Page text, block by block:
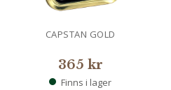
CAPSTAN GOLD
365 kr
Finns i lager